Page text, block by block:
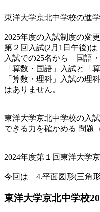
東洋大学京北中学校の進
2025年度の入試制度の変
第２回入試(2月1日午後)
入試での25名から 国語
「算数・国語」入試と「
「算数・理科」入試の理
はありません。
東洋大学京北中学校の入
できる力を確かめる 問題
2024年度第１回東洋大
今回は 4.平面図形(三角形
東洋大学京北中学校